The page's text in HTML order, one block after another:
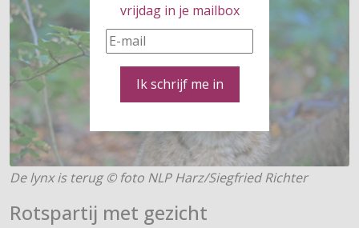
vrijdag in je mailbox
Ik schrijf me in
De lynx is terug © foto NLP Harz/Siegfried Richter
Rotspartij met gezicht